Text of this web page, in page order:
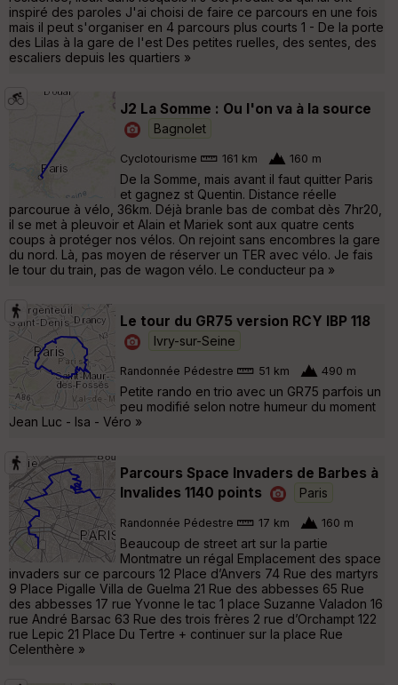
inspiré des paroles J'ai choisi de faire ce parcours en une fois
mais il peut s'organiser en 4 parcours plus courts 1 - De la porte
des Lilas à la gare de l'est Des petites ruelles, des sentes, des
escaliers depuis les quartiers »
J2 La Somme : Ou l'on va à la source
Bagnolet
Cyclotourisme 161 km 160 m
De la Somme, mais avant il faut quitter Paris
et gagnez st Quentin. Distance réelle
parcourue à vélo, 36km. Déjà branle bas de combat dès 7hr20,
il se met à pleuvoir et Alain et Mariek sont aux quatre cents
coups à protéger nos vélos. On rejoint sans encombres la gare
du nord. Là, pas moyen de réserver un TER avec vélo. Je fais
le tour du train, pas de wagon vélo. Le conducteur pa »
Le tour du GR75 version RCY IBP 118
Ivry-sur-Seine
Randonnée Pédestre 51 km 490 m
Petite rando en trio avec un GR75 parfois un
peu modifié selon notre humeur du moment
Jean Luc - Isa - Véro »
Parcours Space Invaders de Barbes à
Invalides 1140 points
Paris
Randonnée Pédestre 17 km 160 m
Beaucoup de street art sur la partie
Montmatre un régal Emplacement des space
invaders sur ce parcours 12 Place d’Anvers 74 Rue des martyrs
9 Place Pigalle Villa de Guelma 21 Rue des abbesses 65 Rue
des abbesses 17 rue Yvonne le tac 1 place Suzanne Valadon 16
rue André Barsac 63 Rue des trois frères 2 rue d’Orchampt 122
rue Lepic 21 Place Du Tertre + continuer sur la place Rue
Celenthère »